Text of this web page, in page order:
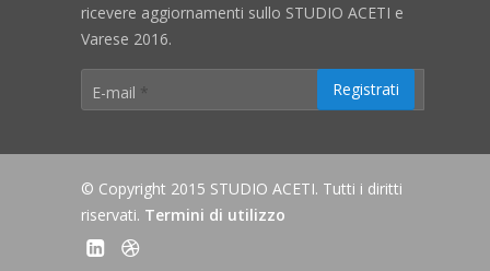
ricevere aggiornamenti sullo STUDIO ACETI e
Varese 2016.
E-mail *
© Copyright 2015 STUDIO ACETI. Tutti i diritti
riservati. Termini di utilizzo